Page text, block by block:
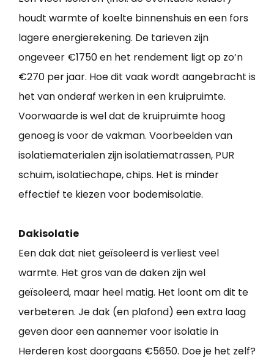
houdt warmte of koelte binnenshuis en een fors
lagere energierekening. De tarieven zijn
ongeveer €1750 en het rendement ligt op zo’n
€270 per jaar. Hoe dit vaak wordt aangebracht is
het van onderaf werken in een kruipruimte.
Voorwaarde is wel dat de kruipruimte hoog
genoeg is voor de vakman. Voorbeelden van
isolatiematerialen zijn isolatiematrassen, PUR
schuim, isolatiechape, chips. Het is minder
effectief te kiezen voor bodemisolatie.
Dakisolatie
Een dak dat niet geïsoleerd is verliest veel
warmte. Het gros van de daken zijn wel
geïsoleerd, maar heel matig. Het loont om dit te
verbeteren. Je dak (en plafond) een extra laag
geven door een aannemer voor isolatie in
Herderen kost doorgaans €5650. Doe je het zelf?